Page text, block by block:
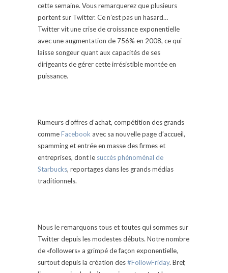
cette semaine. Vous remarquerez que plusieurs
portent sur Twitter. Ce n’est pas un hasard…
Twitter vit une crise de croissance exponentielle
avec une augmentation de 756% en 2008, ce qui
laisse songeur quant aux capacités de ses
dirigeants de gérer cette irrésistible montée en
puissance.
Rumeurs d’offres d’achat, compétition des grands
commeFacebook avec sa nouvelle page d’accueil,
spamming et entrée en masse des firmes et
entreprises, dont le succès phénoménal de
Starbucks, reportages dans les grands médias
traditionnels.
Nous le remarquons tous et toutes qui sommes sur
Twitter depuis les modestes débuts. Notre nombre
de «followers» a grimpé de façon exponentielle,
surtout depuis la création des#FollowFriday. Bref,